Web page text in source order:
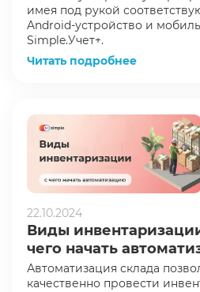
имея под рукой
Android-устройство и
Simple.Учет+.
Читать подробнее
22.10.2024
Виды
чего начать
Автоматизация склада
качественно провести